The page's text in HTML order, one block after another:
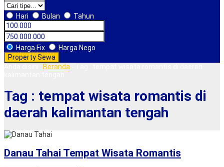
Hari Bulan Tahun
Harga Fix
Harga Nego
Property Sewa
Beranda
Tag : tempat wisata romantis di
daerah kalimantan tengah
Danau Tahai Tempat Wisata Romantis